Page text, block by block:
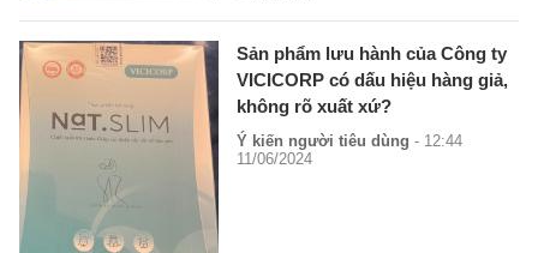
Sản phẩm lưu hành của Công ty
VICICORP có dấu hiệu hàng giả,
không rõ xuất xứ?
Ý kiến người tiêu dùng - 12:44
11/06/2024